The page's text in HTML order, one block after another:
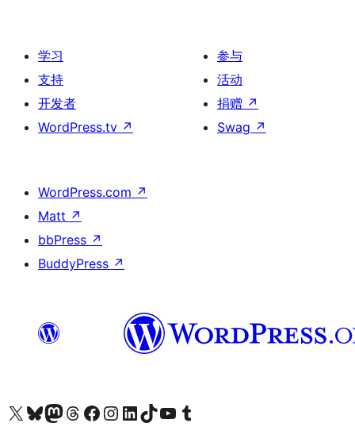
学习
支持
开发者
WordPress.tv ↗
参与
活动
捐赠 ↗
Swag ↗
WordPress.com ↗
Matt ↗
bbPress ↗
BuddyPress ↗
关注我们的 X（原 Twitter）账号访问我们的 Bluesky 账号关注我们的 Mastodon 账号访问我们的 Threads 账号 访问我们的 Facebook 公共主页关注我们的 Instagram 账号 关注我们的 LinkedIn 主页访问我们的 TikTok 账号访问我们的 YouTube 频道 访问我们的 Tumblr 账号